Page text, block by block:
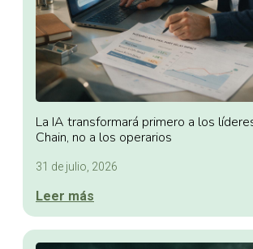
La IA transformará primero a los
Chain, no a los operarios
31 de julio, 2026
Leer más